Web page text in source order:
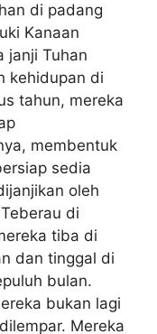
di padang
Kanaan
janji Tuhan
kehidupan di
tahun, mereka
membentuk
sedia
oleh
di
tiba di
dan tinggal di
bulan.
bukan lagi
Mereka